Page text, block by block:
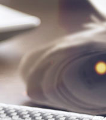
Wirtschaftskreis